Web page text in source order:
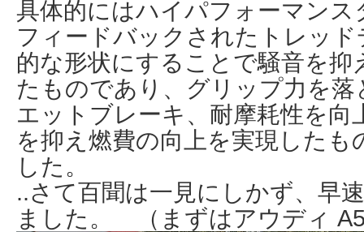
具体的にはハイパフォーマンス
フィードバックされたトレッ
的な形状にすることで騒音を抑
たものであり、グリップ力を
エットブレーキ、耐摩耗性を向
を抑え燃費の向上を実現した
した。
..さて百聞は一見にしかず、早
ました。 （まずはアウディ